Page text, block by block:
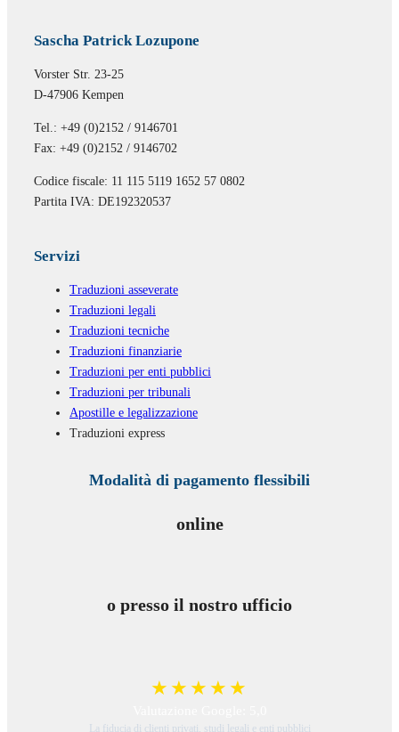
Sascha Patrick Lozupone
Vorster Str. 23-25
D-47906 Kempen
Tel.: +49 (0)2152 / 9146701
Fax: +49 (0)2152 / 9146702
Codice fiscale: 11 115 5119 1652 57 0802
Partita IVA: DE192320537
Servizi
Traduzioni asseverate
Traduzioni legali
Traduzioni tecniche
Traduzioni finanziarie
Traduzioni per enti pubblici
Traduzioni per tribunali
Apostille e legalizzazione
Traduzioni express
Modalità di pagamento flessibili
online
o presso il nostro ufficio
★★★★★
La fiducia di clienti privati, studi legali e enti pubblici